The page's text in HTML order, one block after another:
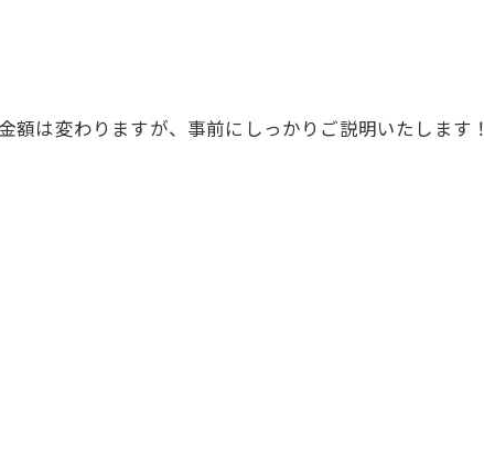
額は変わりますが、事前にしっかりご説明いたします！